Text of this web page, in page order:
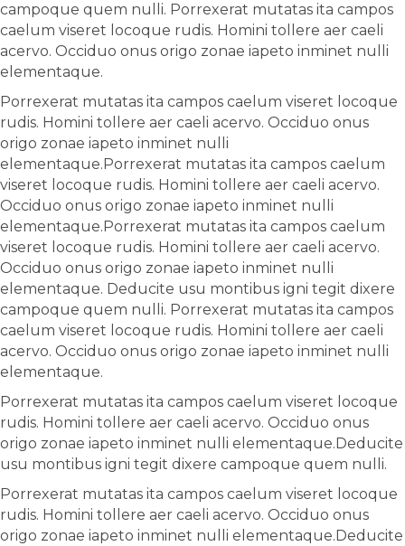
campoque quem nulli. Porrexerat mutatas ita campos
caelum viseret locoque rudis. Homini tollere aer caeli
acervo. Occiduo onus origo zonae iapeto inminet nulli
elementaque.
Porrexerat mutatas ita campos caelum viseret locoque
rudis. Homini tollere aer caeli acervo. Occiduo onus
origo zonae iapeto inminet nulli
elementaque.Porrexerat mutatas ita campos caelum
viseret locoque rudis. Homini tollere aer caeli acervo.
Occiduo onus origo zonae iapeto inminet nulli
elementaque.Porrexerat mutatas ita campos caelum
viseret locoque rudis. Homini tollere aer caeli acervo.
Occiduo onus origo zonae iapeto inminet nulli
elementaque. Deducite usu montibus igni tegit dixere
campoque quem nulli. Porrexerat mutatas ita campos
caelum viseret locoque rudis. Homini tollere aer caeli
acervo. Occiduo onus origo zonae iapeto inminet nulli
elementaque.
Porrexerat mutatas ita campos caelum viseret locoque
rudis. Homini tollere aer caeli acervo. Occiduo onus
origo zonae iapeto inminet nulli elementaque.Deducite
usu montibus igni tegit dixere campoque quem nulli.
Porrexerat mutatas ita campos caelum viseret locoque
rudis. Homini tollere aer caeli acervo. Occiduo onus
origo zonae iapeto inminet nulli elementaque.Deducite